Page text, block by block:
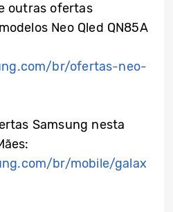
outras ofertas
Neo Qled QN85A
br/ofertas-neo-
Samsung nesta
br/mobile/galax